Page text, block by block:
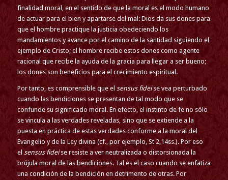
finalidad moral, en el sentido de que la moral es el modo humano
de actuar para el bien y apartarse del mal: Dios da sus dones para
que el hombre practique la justicia obedeciendo los
mandamientos y avance por el camino de la santidad siguiendo el
ejemplo de Cristo; el hombre recibe estos dones como agente
racional que recibe la ayuda de la gracia para llegar a ser bueno;
los dones son beneficios para el crecimiento espiritual.
Por tanto, es comprensible que el sensus fideise vea perturbado
cuando las bendiciones se presentan de tal modo que se
confunde su significado moral. En efecto, el instinto de fe no sólo
se vincula a las verdades reveladas, sino que se extiende a la
puesta en práctica de estas verdades conforme a la moral del
Evangelio y de la Ley divina (cf., por ejemplo, St 2,14ss.). Por eso
el sensus fideise resiste a ver neutralizada o distorsionada la
brújula moral de las bendiciones. Tal es el caso cuando se enfatiza
una condición de la bendición en detrimento de otras. Por